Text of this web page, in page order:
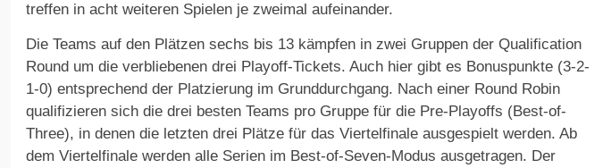
treffen in acht weiteren Spielen je zweimal aufeinander.
Die Teams auf den Plätzen sechs bis 13 kämpfen in zwei Gruppen der Qualification
Round um die verbliebenen drei Playoff-Tickets. Auch hier gibt es Bonuspunkte (3-2-
1-0) entsprechend der Platzierung im Grunddurchgang. Nach einer Round Robin
qualifizieren sich die drei besten Teams pro Gruppe für die Pre-Playoffs (Best-of-
Three), in denen die letzten drei Plätze für das Viertelfinale ausgespielt werden. Ab
dem Viertelfinale werden alle Serien im Best-of-Seven-Modus ausgetragen. Der